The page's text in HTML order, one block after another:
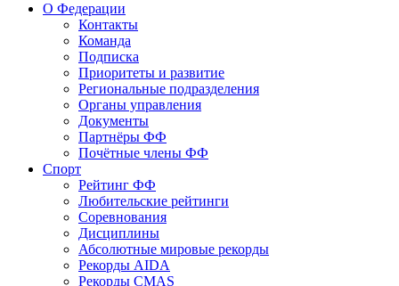
О Федерации
Контакты
Команда
Подписка
Приоритеты и развитие
Региональные подразделения
Органы управления
Документы
Партнёры ФФ
Почётные члены ФФ
Спорт
Рейтинг ФФ
Любительские рейтинги
Соревнования
Дисциплины
Абсолютные мировые рекорды
Рекорды AIDA
Рекорды CMAS